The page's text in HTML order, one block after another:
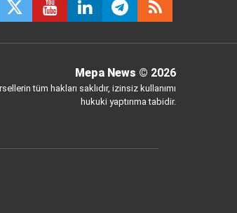
Mepa News © 2026
tüm hakları saklıdır, izinsiz kullanımı
hukuki yaptırıma tabidir.